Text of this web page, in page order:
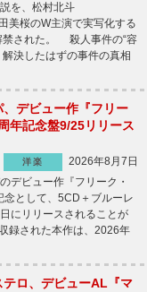
を、松村北斗
美桜のW主演で実写化する
禁された。 殺人事件の“容
解決したはずの事件の真相
デビュー作『フリー
年記念盤9/25リリース
洋楽
2026年8月7日
デビュー作『フリーク・
念として、5CD＋ブルーレ
にリリースされることが
録された本作は、2026年
テロ、デビューAL『マ